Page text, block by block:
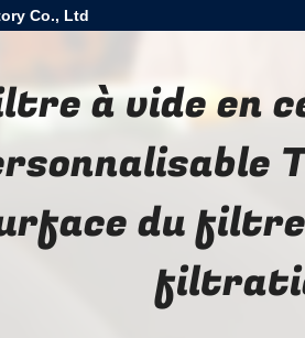
Co., Ltd
à vide en
du filtre